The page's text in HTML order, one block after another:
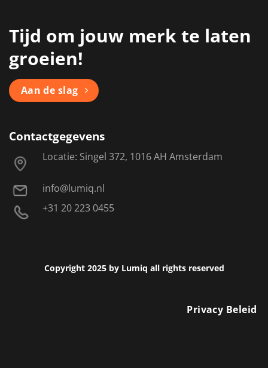
Tijd om jouw merk te laten
groeien!
Aan de slag
Contactgegevens
Locatie: Singel 372, 1016 AH Amsterdam
info@lumiq.nl
+31 20 223 0455
Copyright 2025 by Lumiq all rights reserved
Privacy Beleid